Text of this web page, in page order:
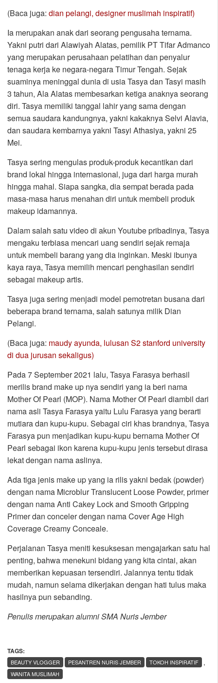
(Baca juga: dian pelangi, designer muslimah inspiratif)
Ia merupakan anak dari seorang pengusaha ternama.
Yakni putri dari Alawiyah Alatas, pemilik PT Tifar Admanco
yang merupakan perusahaan pelatihan dan penyalur
tenaga kerja ke negara-negara Timur Tengah. Sejak
suaminya meninggal dunia di usia Tasya dan Tasyi masih
3 tahun, Ala Alatas membesarkan ketiga anaknya seorang
diri. Tasya memiliki tanggal lahir yang sama dengan
semua saudara kandungnya, yakni kakaknya Selvi Alavia,
dan saudara kembarnya yakni Tasyi Athasiya, yakni 25
Mei.
Tasya sering mengulas produk-produk kecantikan dari
brand lokal hingga internasional, juga dari harga murah
hingga mahal. Siapa sangka, dia sempat berada pada
masa-masa harus menahan diri untuk membeli produk
makeup idamannya.
Dalam salah satu video di akun Youtube pribadinya, Tasya
mengaku terbiasa mencari uang sendiri sejak remaja
untuk membeli barang yang dia inginkan. Meski ibunya
kaya raya, Tasya memilih mencari penghasilan sendiri
sebagai makeup artis.
Tasya juga sering menjadi model pemotretan busana dari
beberapa brand ternama, salah satunya milik Dian
Pelangi.
(Baca juga: maudy ayunda, lulusan S2 stanford university
di dua jurusan sekaligus)
Pada 7 September 2021 lalu, Tasya Farasya berhasil
merilis brand make up nya sendiri yang ia beri nama
Mother Of Pearl (MOP). Nama Mother Of Pearl diambil dari
nama asli Tasya Farasya yaitu Lulu Farasya yang berarti
mutiara dan kupu-kupu. Sebagai ciri khas brandnya, Tasya
Farasya pun menjadikan kupu-kupu bernama Mother Of
Pearl sebagai ikon karena kupu-kupu jenis tersebut dirasa
lekat dengan nama aslinya.
Ada tiga jenis make up yang ia rilis yakni bedak (powder)
dengan nama Microblur Translucent Loose Powder, primer
dengan nama Anti Cakey Lock and Smooth Gripping
Primer dan conceler dengan nama Cover Age High
Coverage Creamy Conceale.
Perjalanan Tasya meniti kesuksesan mengajarkan satu hal
penting, bahwa menekuni bidang yang kita cintai, akan
memberikan kepuasan tersendiri. Jalannya tentu tidak
mudah, namun selama dikerjakan dengan hati tulus maka
hasilnya pun sebanding.
Penulis merupakan alumni SMA Nuris Jember
TAGS:
,
BEAUTY VLOGGER PESANTREN NURIS JEMBER
TOKOH INSPIRATIF
WANITA MUSLIMAH